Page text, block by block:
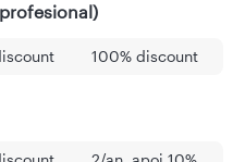
100% discount